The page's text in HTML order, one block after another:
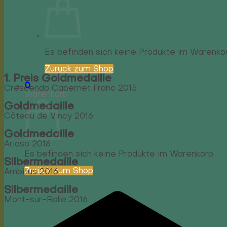
Es befinden sich keine Produkte im
Zurück zum Shop
0
Warenkorb
Es befinden sich keine Produkte im Warenkorb.
Zurück zum Shop
1. Preis Goldmedaille
Crescendo Cabernet Franc 2015
Goldmedaille
Côteau de Vincy 2016
Goldmedaille
Arioso 2016
Silbermedaille
Ambitus 2016
Silbermedaille
Mont-sur-Rolle 2016